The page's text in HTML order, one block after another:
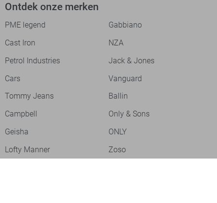
Ontdek onze merken
PME legend
Gabbiano
Cast Iron
NZA
Petrol Industries
Jack & Jones
Cars
Vanguard
Tommy Jeans
Ballin
Campbell
Only & Sons
Geisha
ONLY
Lofty Manner
Zoso